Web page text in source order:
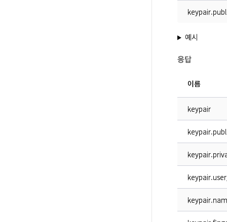
예시
응답
이름
keypair